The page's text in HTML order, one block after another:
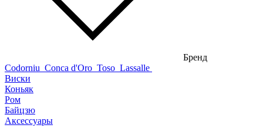
Бренд
Codorniu Conca d'Oro Toso Lassalle
Виски
Коньяк
Ром
Байцзю
Аксессуары